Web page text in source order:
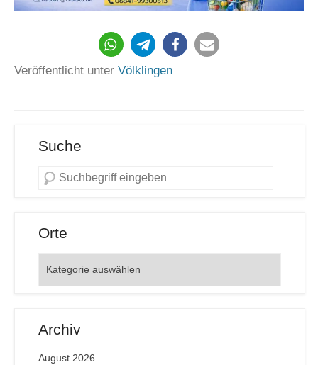
Veröffentlicht unter Völklingen
Suche
Orte
Archiv
August 2026